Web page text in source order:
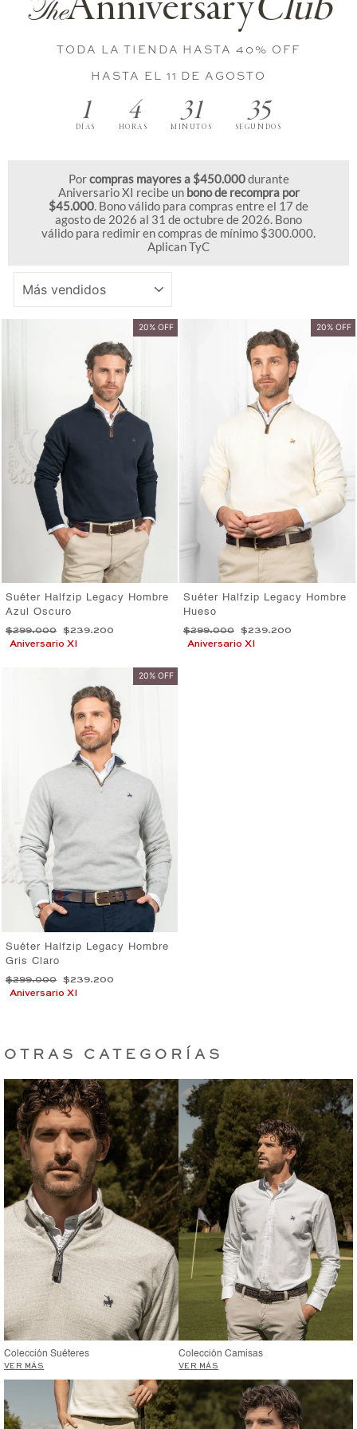
The
TODA LA TIENDA HASTA 40% OFF
HASTA EL 11 DE AGOSTO
1
DÍAS
4
HORAS
31
MINUTOS
34
SEGUNDOS
Porcompras mayores a $450.000durante
Aniversario XI recibe un bono de recompra por
$45.000. Bono válido para compras entre el 17 de
agosto de 2026 al 31 de octubre de 2026. Bono
válido para redimir en compras de mínimo $300.000.
Aplican TyC
20% OFF
Suéter Halfzip Legacy Hombre
Azul Oscuro
Precio
habitual
$299.000
Precio
de
$239.200
Aniversario XI
20% OFF
Suéter Halfzip Legacy Hombre
Hueso
Precio
habitual
$299.000
Precio
de
$239.200
Aniversario XI
20% OFF
Suéter Halfzip Legacy Hombre
Gris Claro
Precio
habitual
$299.000
Precio
de
$239.200
Aniversario XI
OTRAS CATEGORÍAS
Colección Suéteres
VER MÁS
Colección Camisas
VER MÁS